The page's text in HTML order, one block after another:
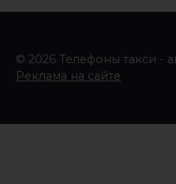
© 2026 Телефоны такси -
Реклама на сайте